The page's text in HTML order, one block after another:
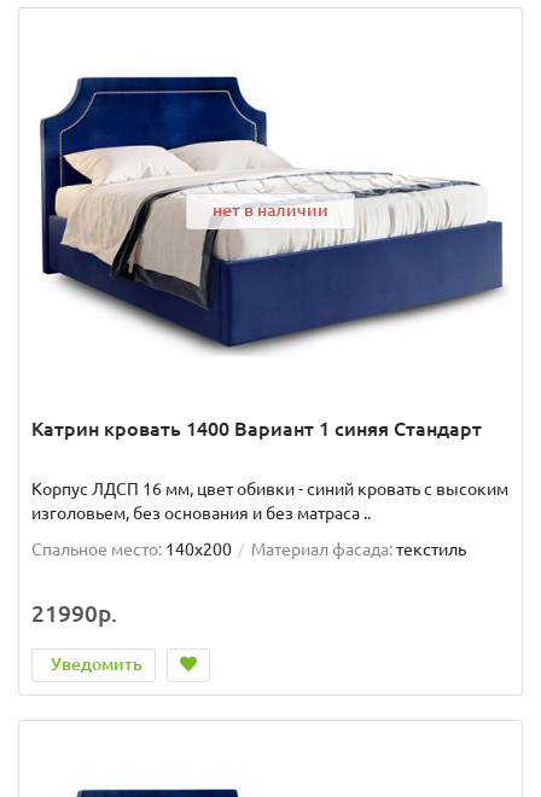
нет в наличии
Катрин кровать 1400 Вариант 1 синяя Стандарт
Корпус ЛДСП 16 мм, цвет обивки - синий кровать с высоким
изголовьем, без основания и без матраса ..
Спальное место: 140x200 Материал фасада:текстиль
21990р.
Уведомить